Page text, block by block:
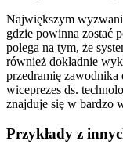
Największym
gdzie powinna zostać
polega na tym, że
również dokładnie
przedramię zawodnika
wiceprezes ds.
znajduje się w bardzo
Przykłady z